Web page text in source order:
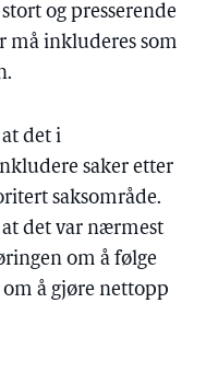
og presserende
må inkluderes som
det i
saker etter
saksområde.
det var nærmest
om å følge
å gjøre nettopp